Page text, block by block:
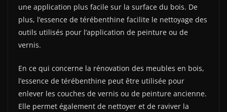
une application plus facile sur la surface du bois. De
plus, l’essence de térébenthine facilite le nettoyage des
outils utilisés pour l’application de peinture ou de
vernis.
En ce qui concerne la rénovation des meubles en bois,
l’essence de térébenthine peut être utilisée pour
enlever les couches de vernis ou de peinture ancienne.
Elle permet également de nettoyer et de raviver la